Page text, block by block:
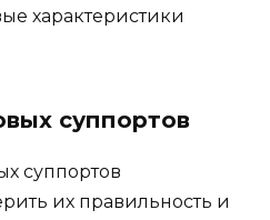
характеристики
суппортов
суппортов
их правильность и